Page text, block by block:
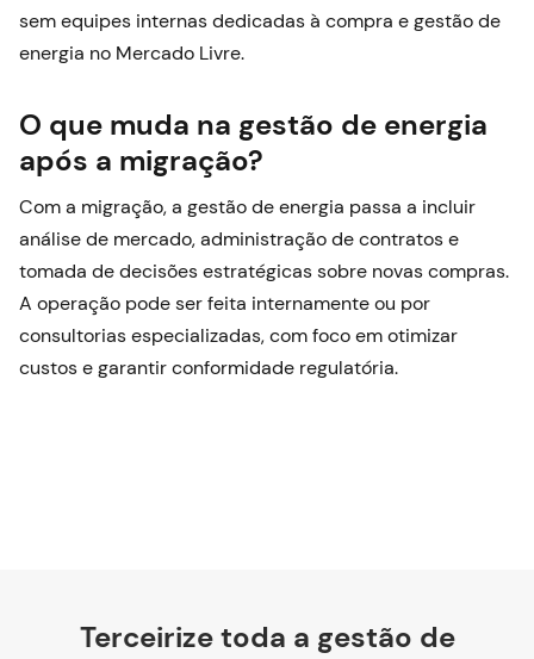
sem equipes internas dedicadas à compra e gestão de
energia no Mercado Livre.
O que muda na gestão de energia
após a migração?
Com a migração, a gestão de energia passa a incluir
análise de mercado, administração de contratos e
tomada de decisões estratégicas sobre novas compras.
A operação pode ser feita internamente ou por
consultorias especializadas, com foco em otimizar
custos e garantir conformidade regulatória.
Terceirize toda a gestão de